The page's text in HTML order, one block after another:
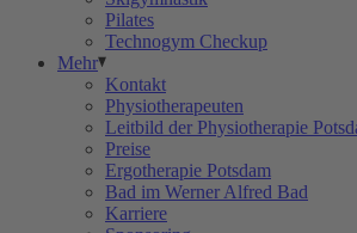
Pilates
Technogym Checkup
Mehr
Kontakt
Physiotherapeuten
Leitbild der Physiotherapie
Preise
Ergotherapie Potsdam
Bad im Werner Alfred Bad
Karriere